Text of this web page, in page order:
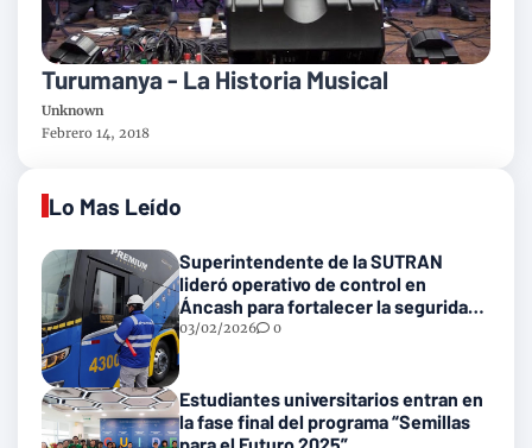
Turumanya - La Historia Musical
Unknown
Febrero 14, 2018
Lo Mas Leído
Superintendente de la SUTRAN
lideró operativo de control en
Áncash para fortalecer la seguridad
en las vías nacionales
03/02/2026 0
Estudiantes universitarios entran en
la fase final del programa “Semillas